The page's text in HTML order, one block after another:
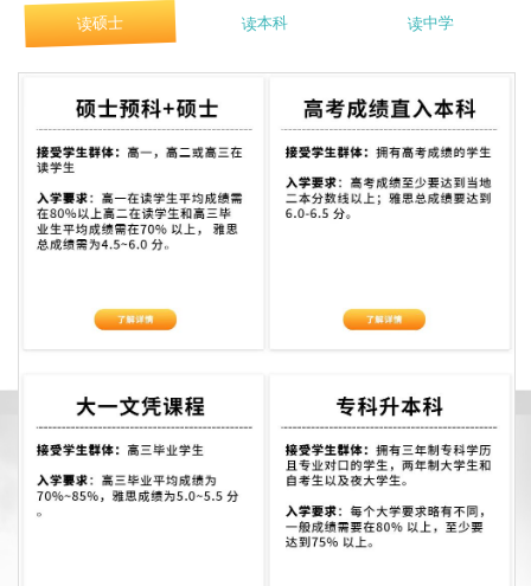
读硕士 读本科 读中学